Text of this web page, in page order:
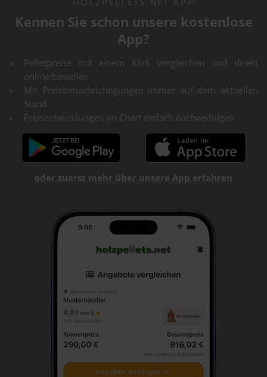
Kennen Sie schon unsere kostenlose
App?
Pelletpreise mit einem Klick vergleichen und direkt
online bestellen
Mit Preisbenachrichtigungen immer auf dem aktuellen
Stand
Preisentwicklungen im Chart einfach nachverfolgen
oder zuerst mehr über unsere App erfahren